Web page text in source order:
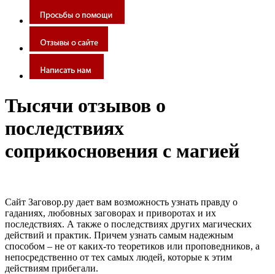
Тысячи отзывов о
последствиях
соприкосновения с магией
Сайт Заговор.ру дает вам возможность узнать правду о
гаданиях, любовных заговорах и приворотах и их
последствиях. А также о последствиях других магических
действий и практик. Причем узнать самым надежным
способом – не от каких-то теоретиков или проповедников, а
непосредственно от тех самых людей, которые к этим
действиям прибегали.